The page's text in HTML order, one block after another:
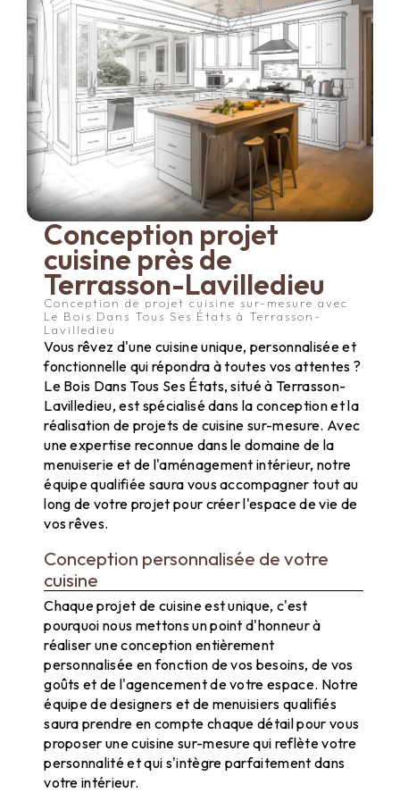
Conception projet
cuisine près de
Terrasson-Lavilledieu
Conception de projet cuisine sur-mesure avec
Le Bois Dans Tous Ses États à Terrasson-
Lavilledieu
Vous rêvez d'une cuisine unique, personnalisée et
fonctionnelle qui répondra à toutes vos attentes ?
Le Bois Dans Tous Ses États, situé à Terrasson-
Lavilledieu, est spécialisé dans la conception et la
réalisation de projets de cuisine sur-mesure. Avec
une expertise reconnue dans le domaine de la
menuiserie et de l'aménagement intérieur, notre
équipe qualifiée saura vous accompagner tout au
long de votre projet pour créer l'espace de vie de
vos rêves.
Conception personnalisée de votre
cuisine
Chaque projet de cuisine est unique, c'est
pourquoi nous mettons un point d'honneur à
réaliser une conception entièrement
personnalisée en fonction de vos besoins, de vos
goûts et de l'agencement de votre espace. Notre
équipe de designers et de menuisiers qualifiés
saura prendre en compte chaque détail pour vous
proposer une cuisine sur-mesure qui reflète votre
personnalité et qui s'intègre parfaitement dans
votre intérieur.